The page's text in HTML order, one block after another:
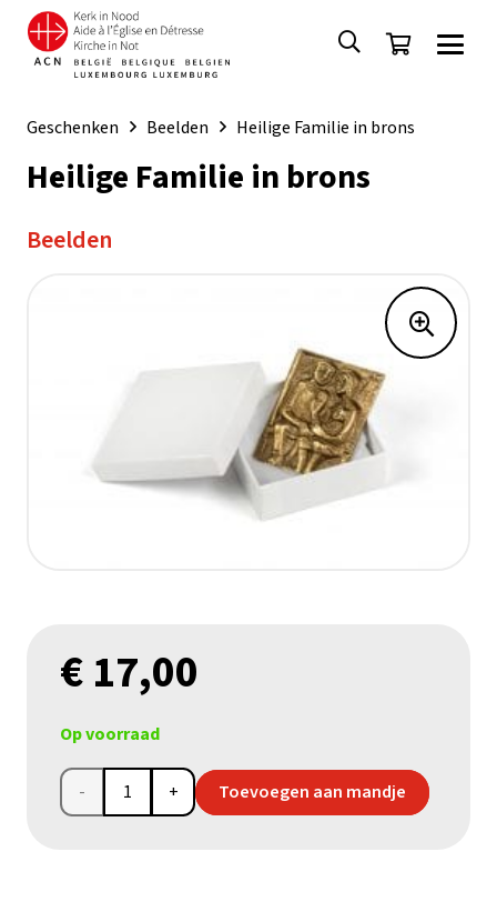
Geschenken Beelden Heilige Familie in brons
Heilige Familie in brons
Beelden
€17,00
Op voorraad
Heilige
Toevoegen aan mandje